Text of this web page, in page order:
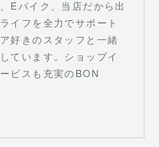
Eバイク、当店だから出
イフを全力でサポート
好きのスタッフと一緒
ています。ショップイ
ビスも充実のBON